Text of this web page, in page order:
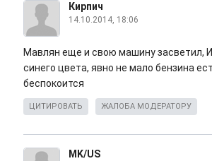
Кирпич
14.10.2014, 18:06
Мавлян еще и свою машину засветил,
синего цвета, явно не мало бензина
беспокоится
ЦИТИРОВАТЬ ЖАЛОБА МОДЕРАТОРУ
MK/US